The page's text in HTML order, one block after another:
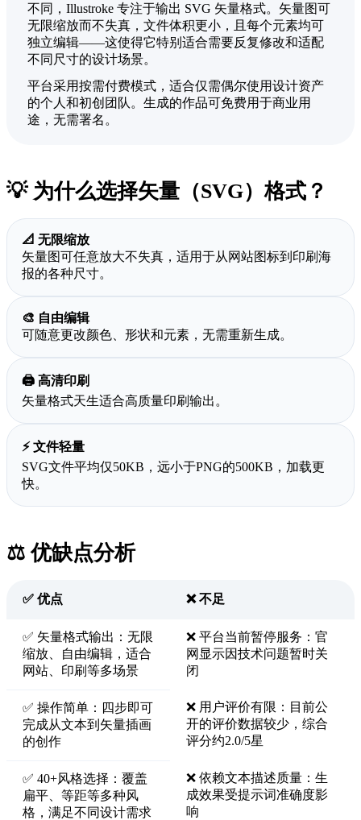
不同，Illustroke 专注于输出 SVG 矢量格式。矢量图可
无限缩放而不失真，文件体积更小，且每个元素均可
独立编辑——这使得它特别适合需要反复修改和适配
不同尺寸的设计场景。
平台采用按需付费模式，适合仅需偶尔使用设计资产
的个人和初创团队。生成的作品可免费用于商业用
途，无需署名。
💡 为什么选择矢量（SVG）格式？
📐 无限缩放
矢量图可任意放大不失真，适用于从网站图标到印刷海
报的各种尺寸。
🎨 自由编辑
可随意更改颜色、形状和元素，无需重新生成。
🖨️ 高清印刷
矢量格式天生适合高质量印刷输出。
⚡ 文件轻量
SVG文件平均仅50KB，远小于PNG的500KB，加载更
快。
⚖️ 优缺点分析
✅ 优点 ❌ 不足
✅ 矢量格式输出：无限
缩放、自由编辑，适合
网站、印刷等多场景
❌ 平台当前暂停服务：官
网显示因技术问题暂时关
闭
✅ 操作简单：四步即可
完成从文本到矢量插画
的创作
❌ 用户评价有限：目前公
开的评价数据较少，综合
评分约2.0/5星
✅ 40+风格选择：覆盖
扁平、等距等多种风
格，满足不同设计需求
❌ 依赖文本描述质量：生
成效果受提示词准确度影
响